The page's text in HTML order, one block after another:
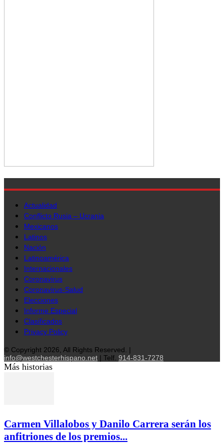
Actualidad
Conflicto Rusia – Ucrania
Mexicanos
Latinos
Nación
Latinoamérica
Internacionales
Coronavirus
Coronavirus-Salud
Elecciones
Informe Especial
Clasificados
Privacy Policy
© Copyright 2026, All Rights Reserved. |
info@westchesterhispano.net | Telf. 914-831-7278
Más historias
Carmen Villalobos y Danilo Carrera serán los
anfitriones de los premios...